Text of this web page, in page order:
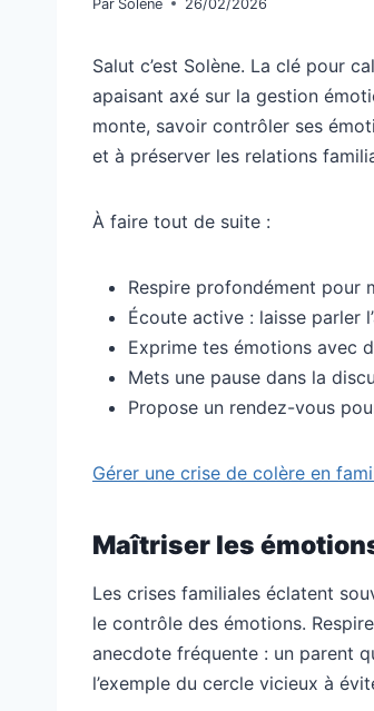
Par Solène 26/02/2026
Salut c’est Solène. La clé pour
apaisant axé sur la gestion
monte, savoir contrôler ses
et à préserver les relations
À faire tout de suite :
Respire profondément pour
Écoute active : laisse parler
Exprime tes émotions avec
Mets une pause dans la
Propose un rendez-vous
Gérer une crise de colère en
Maîtriser les
Les crises familiales éclatent
le contrôle des émotions.
anecdote fréquente : un parent
l’exemple du cercle vicieux à